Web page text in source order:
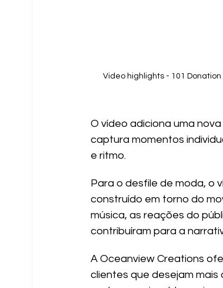
Video highlights - 101
O vídeo adiciona uma
captura momentos
e ritmo.
Para o desfile de moda, o
construído em torno do
música, as reações do
contribuíram para a
A Oceanview Creations
clientes que desejam